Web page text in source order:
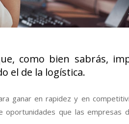
como bien sabrás,
el de la logística.
ganar en rapidez y en
oportunidades que las empresas